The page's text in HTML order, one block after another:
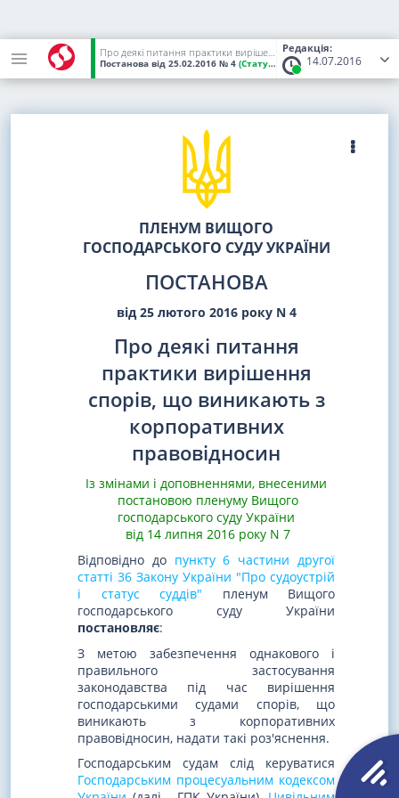
Редакція:
14.07.2016
Про деякі питання практики вирішення спорів, що виникають з корпоративних правовідносин
Постанова від 25.02.2016 № 4 (Статус: Чинний)
ПЛЕНУМ ВИЩОГО
ГОСПОДАРСЬКОГО СУДУ УКРАЇНИ
ПОСТАНОВА
від 25 лютого 2016 року N 4
Про деякі питання
практики вирішення
спорів, що виникають з
корпоративних
правовідносин
Із змінами і доповненнями, внесеними
постановою пленуму Вищого
господарського суду України
від 14 липня 2016 року N 7
Відповідно до пункту 6 частини другої
статті 36 Закону України "Про судоустрій
і статус суддів" пленум Вищого
господарського суду України
постановляє:
З метою забезпечення однакового і
правильного застосування
законодавства під час вирішення
господарськими судами спорів, що
виникають з корпоративних
правовідносин, надати такі роз'яснення.
Господарським судам слід керуватися
Господарським процесуальним кодексом